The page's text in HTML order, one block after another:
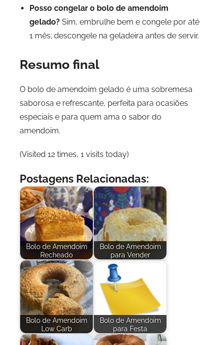
Posso congelar o bolo de amendoim
gelado? Sim, embrulhe bem e congele por até
1 mês; descongele na geladeira antes de servir.
Resumo final
O bolo de amendoim gelado é uma sobremesa
saborosa e refrescante, perfeita para ocasiões
especiais e para quem ama o sabor do
amendoim.
(Visited 12 times, 1 visits today)
Postagens Relacionadas:
Bolo de Amendoim
Recheado
Bolo de Amendoim
para Vender
Bolo de Amendoim
Low Carb
Bolo de Amendoim
para Festa